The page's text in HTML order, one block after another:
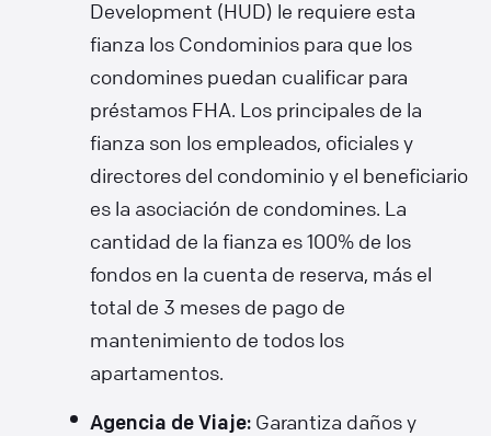
Development (HUD) le requiere esta
fianza los Condominios para que los
condomines puedan cualificar para
préstamos FHA. Los principales de la
fianza son los empleados, oficiales y
directores del condominio y el beneficiario
es la asociación de condomines. La
cantidad de la fianza es 100% de los
fondos en la cuenta de reserva, más el
total de 3 meses de pago de
mantenimiento de todos los
apartamentos.
Agencia de Viaje: Garantiza daños y